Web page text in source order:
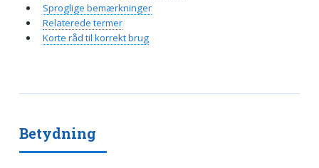
Betydning
Sproglige bemærkninger
Relaterede termer
Korte råd til korrekt brug